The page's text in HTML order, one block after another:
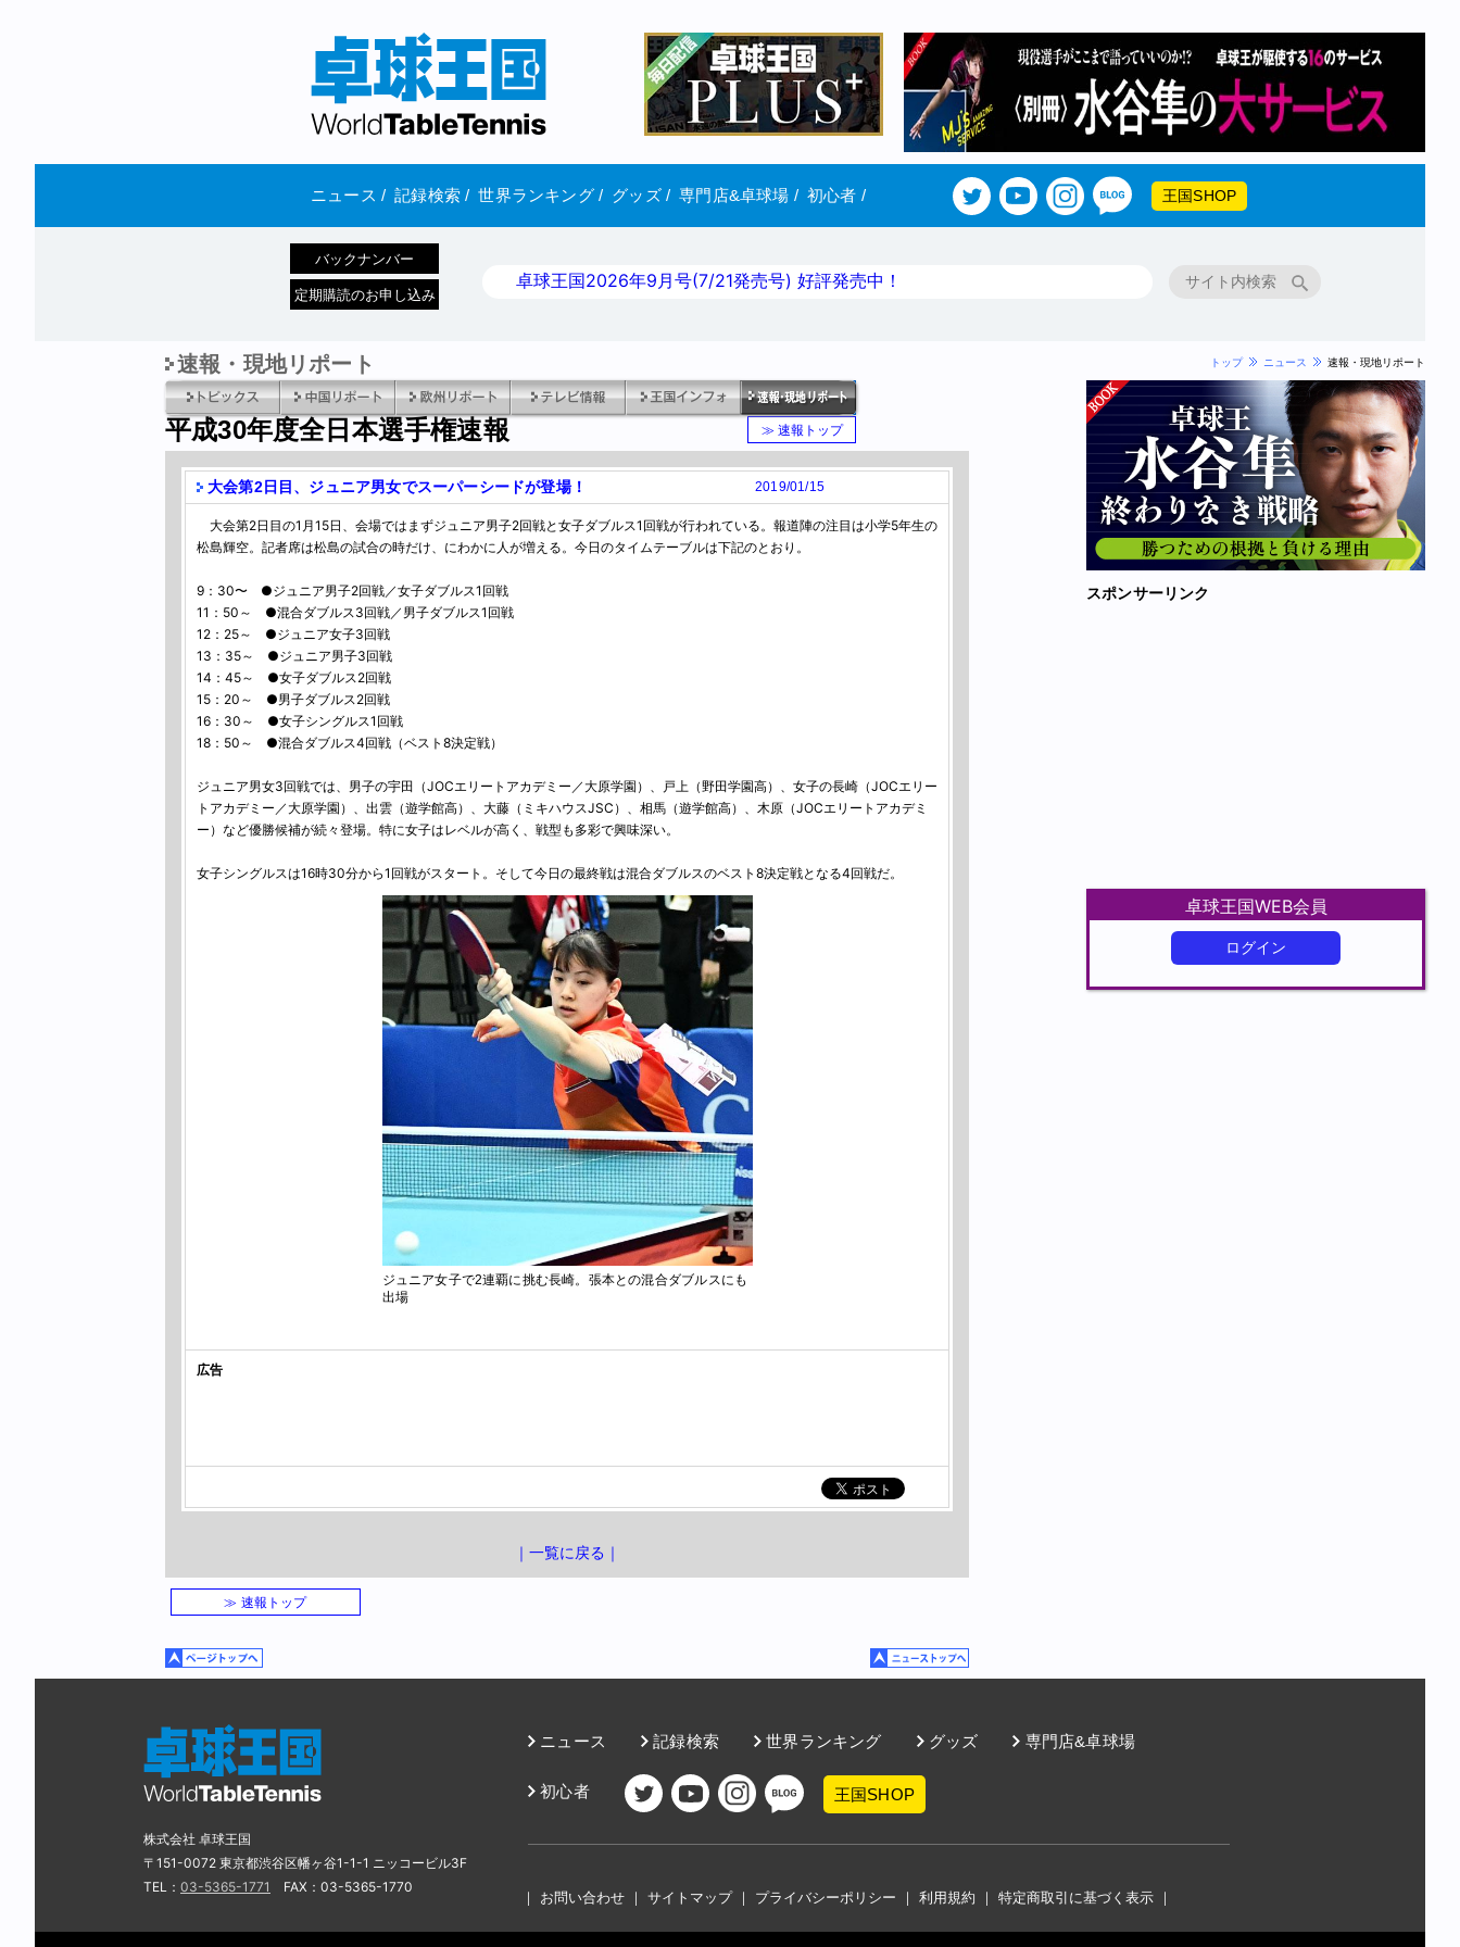
ニュース / 記録検索 / 世界ランキング/ グッズ/ 専門店&卓球場 / 初心者 / 王国SHOP
バックナンバー
定期購読のお申し込み
卓球王国2026年9月号(7/21発売号) 好評発売中！
速報・現地リポート トップ ニュース 速報・現地リポート
平成30年度全日本選手権速報 ≫ 速報トップ
大会第2日目、ジュニア男女でスーパーシードが登場！ 2019/01/15
大会第2日目の1月15日、会場ではまずジュニア男子2回戦と女子ダブルス1回戦が行われている。報道陣の注目は小学5年生の
松島輝空。記者席は松島の試合の時だけ、にわかに人が増える。今日のタイムテーブルは下記のとおり。
9：30〜 ●ジュニア男子2回戦／女子ダブルス1回戦
11：50～ ●混合ダブルス3回戦／男子ダブルス1回戦
12：25～ ●ジュニア女子3回戦
13：35～ ●ジュニア男子3回戦
14：45～ ●女子ダブルス2回戦
15：20～ ●男子ダブルス2回戦
16：30～ ●女子シングルス1回戦
18：50～ ●混合ダブルス4回戦（ベスト8決定戦）
ジュニア男女3回戦では、男子の宇田（JOCエリートアカデミー／大原学園）、戸上（野田学園高）、女子の長崎（JOCエリー
トアカデミー／大原学園）、出雲（遊学館高）、大藤（ミキハウスJSC）、相馬（遊学館高）、木原（JOCエリートアカデミ
ー）など優勝候補が続々登場。特に女子はレベルが高く、戦型も多彩で興味深い。
女子シングルスは16時30分から1回戦がスタート。そして今日の最終戦は混合ダブルスのベスト8決定戦となる4回戦だ。
ジュニア女子で2連覇に挑む長崎。張本との混合ダブルスにも
出場
広告
｜一覧に戻る｜
≫ 速報トップ
スポンサーリンク
卓球王国WEB会員
ログイン
ニュース 記録検索 世界ランキング グッズ 専門店&卓球場
初心者 王国SHOP
｜ お問い合わせ ｜ サイトマップ｜ プライバシーポリシー ｜ 利用規約 ｜ 特定商取引に基づく表示 ｜
株式会社 卓球王国
〒151-0072 東京都渋谷区幡ヶ谷1-1-1 ニッコービル3F
TEL： 03-5365-1771 FAX：03-5365-1770